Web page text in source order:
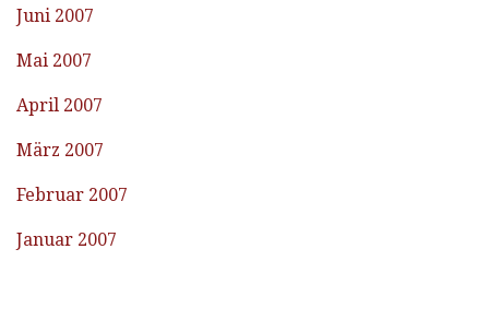
Juni 2007
Mai 2007
April 2007
März 2007
Februar 2007
Januar 2007